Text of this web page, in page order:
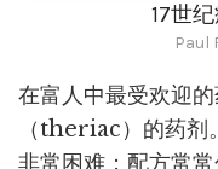
17世
Paul
在富人中最受欢迎
（theriac）的药剂
非常困难；配方常